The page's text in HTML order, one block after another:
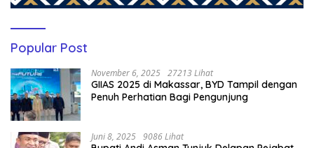
Popular Post
November 6, 2025 27213 Lihat
GIIAS 2025 di Makassar, BYD Tampil dengan
Penuh Perhatian Bagi Pengunjung
Juni 8, 2025 9086 Lihat